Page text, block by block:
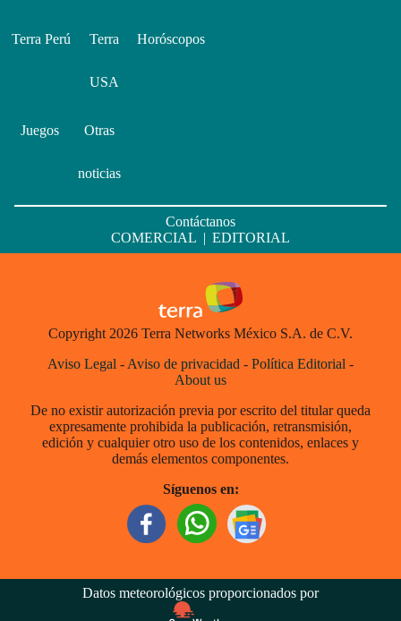
Terra Perú Terra
USA
Horóscopos
Juegos Otras
noticias
Contáctanos
COMERCIAL | EDITORIAL
Copyright 2026 Terra Networks México S.A. de C.V.
Aviso Legal - Aviso de privacidad - Política Editorial -
About us
De no existir autorización previa por escrito del titular queda
expresamente prohibida la publicación, retransmisión,
edición y cualquier otro uso de los contenidos, enlaces y
demás elementos componentes.
Síguenos en:
Datos meteorológicos proporcionados por